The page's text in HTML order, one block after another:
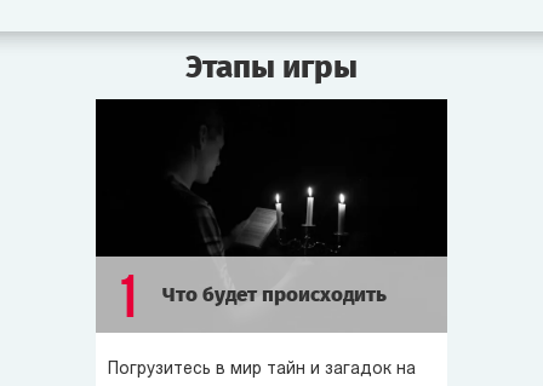
происходили странные события. Может, и на этот раз
что-то случится?..
Роанок полон слухов и легенд. Говорят, 100 лет назад
в старом доме Пергамов жил колдун — Эйб Пергам,
который похищал людей и приносил их в жертву
дьяволу. Однажды колдун загадочно исчез, но его дом
и по сей день обходят стороной. Ходят слухи, что
Говорят, на острове всем заправляет тайное общество,
Этапы игры
1 Что будет происходить
Погрузитесь в мир тайн и загадок на